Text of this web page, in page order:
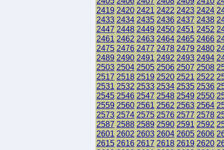
2419 2420 2421 2422 2423 2424
2433 2434 2435 2436 2437 2438
2447 2448 2449 2450 2451 2452
2461 2462 2463 2464 2465 2466
2475 2476 2477 2478 2479 2480
2489 2490 2491 2492 2493 2494
2503 2504 2505 2506 2507 2508
2517 2518 2519 2520 2521 2522
2531 2532 2533 2534 2535 2536
2545 2546 2547 2548 2549 2550
2559 2560 2561 2562 2563 2564
2573 2574 2575 2576 2577 2578
2587 2588 2589 2590 2591 2592
2601 2602 2603 2604 2605 2606
2615 2616 2617 2618 2619 2620